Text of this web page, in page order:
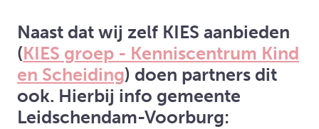
Naast dat wij zelf KIES aanbieden
(KIES groep - Kenniscentrum Kind
en Scheiding) doen partners dit
ook. Hierbij info gemeente
Leidschendam-Voorburg: